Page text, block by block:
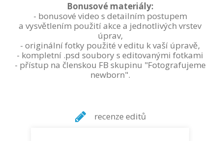
Bonusové materiály:
- bonusové video s detailním postupem
a vysvětlením použití akce a jednotlivých vrstev
úprav,
- originální fotky použité v editu k vaší úpravě,
- kompletní .psd soubory s editovanými fotkami
- přístup na členskou FB skupinu "Fotografujeme
newborn".
recenze editů